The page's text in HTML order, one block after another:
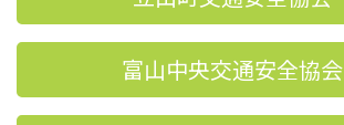
富山中央交通安全協会